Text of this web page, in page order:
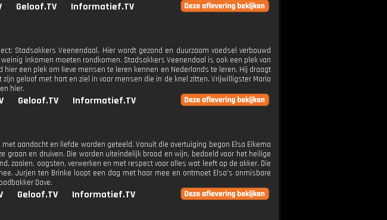
Geloof.TV Informatief.TV
Stadsakkers Veenendaal. Hier wordt gezond en duurzaam voedsel verbouwd
inkomen moeten rondkomen. Stadsakkers Veenendaal is ook een plek van
hier een plek om lieve mensen te leren kennen en Nederlands te leren. Hij draagt
geloof met hart en ziel in voor mensen die in de knel zitten. Vrijwilligster Mario
hier.
Geloof.TV Informatief.TV
aandacht en liefde worden geteeld. Vanuit die overtuiging begon Elsa Eikema
graan en druiven. Die worden uiteindelijk brood en wijn, bedoeld voor het heilige
zaaien, oogsten, verwerken en met respect voor alles wat leeft op de akker. Die
Jurjen ten Brinke loopt een dag met haar mee en ontmoet Elsa's onmisbare
Dave.
Geloof.TV Informatief.TV